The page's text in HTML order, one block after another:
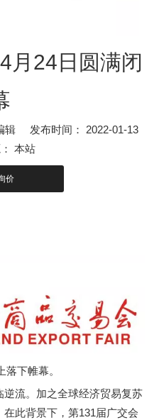
法
、写字楼、医院、学校、工厂
月24日圆满闭
发布时间： 2022-01-13
本站
价
下帷幕。
流。加之全球经济贸易复苏
此背景下，第131届广交会